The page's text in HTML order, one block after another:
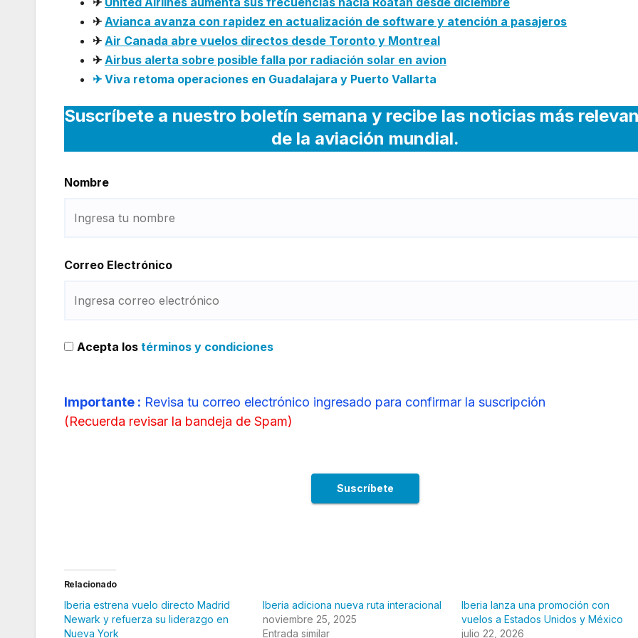
✈ Avianca avanza con rapidez en actualización de software y atención a pasajeros
✈ Air Canada abre vuelos directos desde Toronto y Montreal
✈ Airbus alerta sobre posible falla por radiación solar en avion
✈ Viva retoma operaciones en Guadalajara y Puerto Vallarta
Suscríbete a nuestro boletín semana y recibe las noticias más
de la aviación mundial.
Nombre
Correo Electrónico
Acepta los términos y condiciones
Importante : Revisa tu correo electrónico ingresado para confirmar la suscripción
(Recuerda revisar la bandeja de Spam)
Relacionado
Iberia estrena vuelo directo Madrid
Newark y refuerza su liderazgo en
Nueva York
Iberia adiciona nueva ruta interacional
noviembre 25, 2025
Entrada similar
Iberia lanza una promoción con
vuelos a Estados Unidos y México
julio 22, 2026